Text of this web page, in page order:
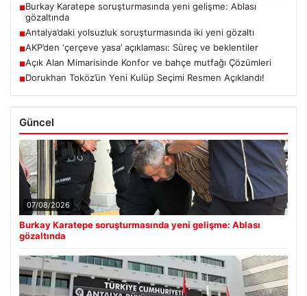
■Burkay Karatepe soruşturmasında yeni gelişme: Ablası
gözaltında
■Antalya’daki yolsuzluk soruşturmasında iki yeni gözaltı
■AKP’den ‘çerçeve yasa’ açıklaması: Süreç ve beklentiler
■Açık Alan Mimarisinde Konfor ve bahçe mutfağı Çözümleri
■Dorukhan Toköz’ün Yeni Kulüp Seçimi Resmen Açıklandı!
Güncel
07/08/2026
Burkay Karatepe soruşturmasında yeni gelişme: Ablası
gözaltında